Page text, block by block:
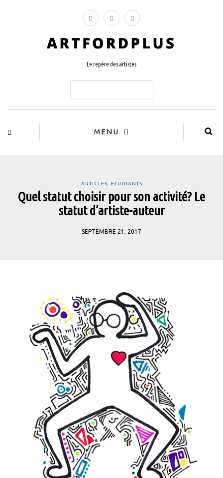
Le repère des artistes
MENU
ARTICLES ETUDIANTS
Quel statut choisir pour son activité? Le
statut d’artiste-auteur
SEPTEMBRE 21, 2017